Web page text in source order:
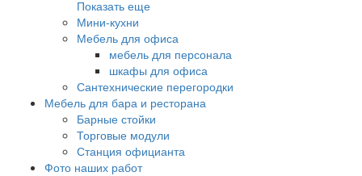
Показать еще
Мини-кухни
Мебель для офиса
мебель для персонала
шкафы для офиса
Сантехнические перегородки
Мебель для бара и ресторана
Барные стойки
Торговые модули
Станция официанта
Фото наших работ